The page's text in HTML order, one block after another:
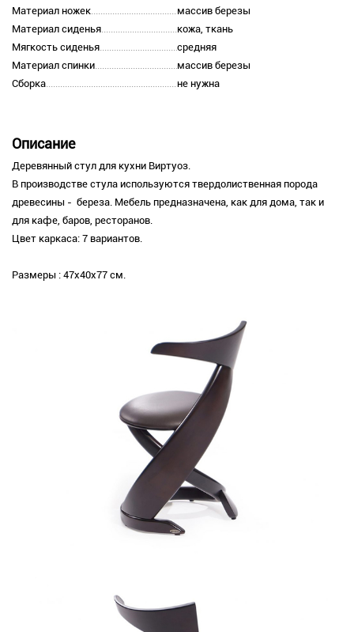
Материал ножек
массив березы
Материал сиденья
кожа, ткань
Мягкость сиденья
средняя
Материал спинки
массив березы
Сборка
не нужна
Описание
Деревянный стул для кухни Виртуоз.
В производстве стула используются твердолиственная порода
древесины - береза. Мебель предназначена, как для дома, так и
для кафе, баров, ресторанов.
Цвет каркаса: 7 вариантов.
Размеры : 47х40х77 см.